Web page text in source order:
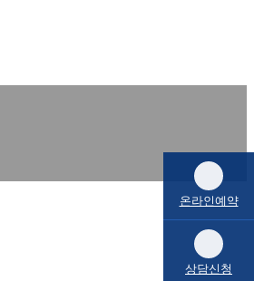
온라인예약
상담신청